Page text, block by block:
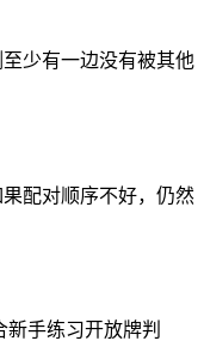
少有一边没有被其他
配对顺序不好，仍然
手练习开放牌判